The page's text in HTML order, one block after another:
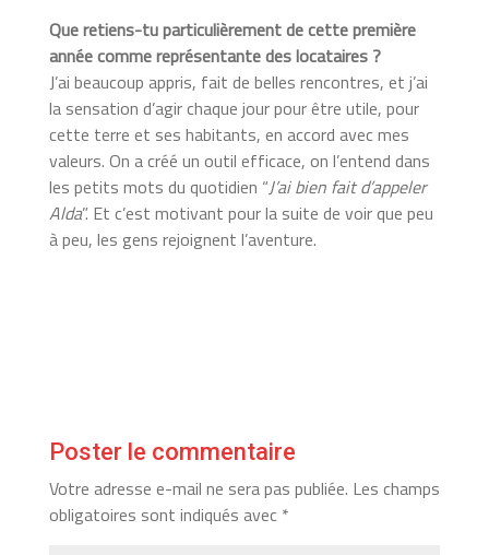
Que retiens-tu particulièrement de cette première
année comme représentante des locataires ?
J’ai beaucoup appris, fait de belles rencontres, et j’ai
la sensation d’agir chaque jour pour être utile, pour
cette terre et ses habitants, en accord avec mes
valeurs. On a créé un outil efficace, on l’entend dans
les petits mots du quotidien “J’ai bien fait d’appeler
Alda”. Et c’est motivant pour la suite de voir que peu
à peu, les gens rejoignent l’aventure.
Poster le commentaire
Votre adresse e-mail ne sera pas publiée. Les champs
obligatoires sont indiqués avec *